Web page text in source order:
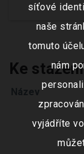
Ke stažení
Název
síťové
naše
tomuto
nám
vyjádříte